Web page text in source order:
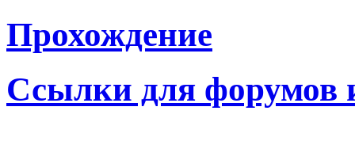
Прохождение
Ссылки для форумов